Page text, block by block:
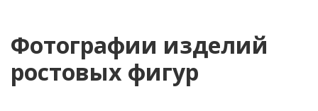
Фотографии изделий
ростовых фигур